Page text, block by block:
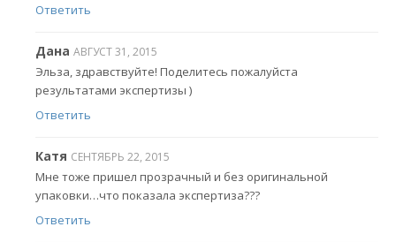
Ответить
Дана АВГУСТ 31, 2015
Эльза, здравствуйте! Поделитесь пожалуйста
результатами экспертизы )
Ответить
Катя СЕНТЯБРЬ 22, 2015
Мне тоже пришел прозрачный и без оригинальной
упаковки…что показала экспертиза???
Ответить